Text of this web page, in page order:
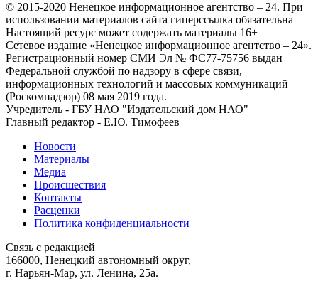
© 2015-2020 Ненецкое информационное агентство – 24. При
использовании материалов сайта гиперссылка обязательна
Настоящий ресурс может содержать материалы 16+
Сетевое издание «Ненецкое информационное агентство – 24».
Регистрационный номер СМИ Эл № ФС77-75756 выдан
Федеральной службой по надзору в сфере связи,
информационных технологий и массовых коммуникаций
(Роскомнадзор) 08 мая 2019 года.
Учредитель - ГБУ НАО "Издательский дом НАО"
Главный редактор - Е.Ю. Тимофеев
Новости
Материалы
Медиа
Происшествия
Контакты
Расценки
Политика конфиденциальности
Связь с редакцией
166000, Ненецкий автономный округ,
г. Нарьян-Мар, ул. Ленина, 25а.